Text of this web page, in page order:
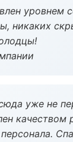
уровнем
никаких
уже не
качеством